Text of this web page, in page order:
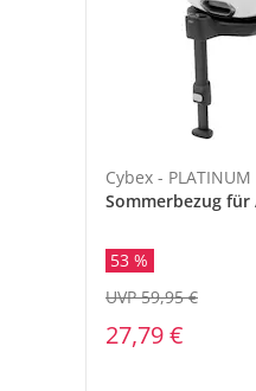
Cybex - PLATINUM
Sommerbezug für
53 %
27,79 €
UVP 59,95 €